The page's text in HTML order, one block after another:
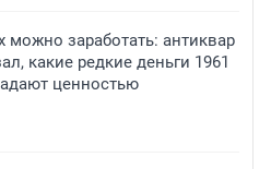
можно заработать: антиквар
какие редкие деньги 1961
ценностью